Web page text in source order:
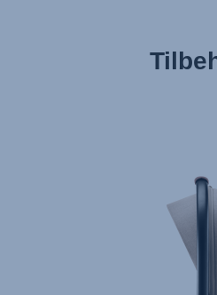
Brugerinstruktioner
Οδηγίες χρήσης
Használati útmutató
Lietošanas instrukcija
Naudojimo instrukcija